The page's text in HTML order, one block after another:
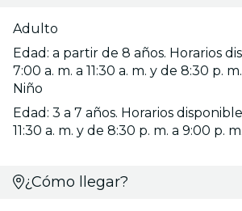
Adulto
Edad: a partir de 8 años. Horarios
7:00 a. m. a 11:30 a. m. y de 8:30 p.
Niño
Edad: 3 a 7 años. Horarios
11:30 a. m. y de 8:30 p. m. a 9:00 p. m.
¿Cómo llegar?